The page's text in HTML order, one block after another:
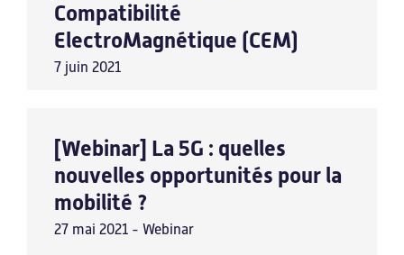
Accueil
À propos
Carnauto
Compatibilité
ElectroMagnétique (CEM)
7 juin 2021
[Webinar] La 5G : quelles
nouvelles opportunités pour la
mobilité ?
27 mai 2021 - Webinar